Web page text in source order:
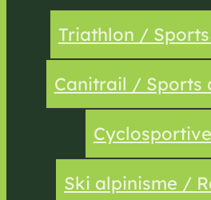
Triathlon /
Canitrail / Sports
Ski alpinisme /